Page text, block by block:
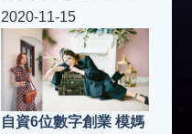
再一波 氣勢磅礡新單
曲〈萬國覺醒〉上架
2020-11-15
自資6位數字創業 模媽